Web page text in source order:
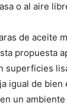
o al aire
de aceite
propuesta
superficies
igual de bien
un